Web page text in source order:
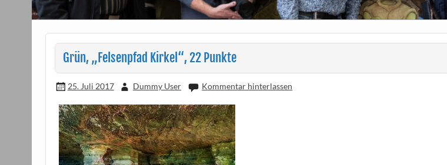
Grün, „Felsenpfad Kirkel“, 22 Punkte
25. Juli 2017 Dummy User Kommentar hinterlassen